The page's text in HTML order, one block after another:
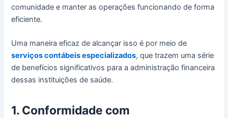
comunidade e manter as operações funcionando de forma
eficiente.
Uma maneira eficaz de alcançar isso é por meio de
serviços contábeis especializados, que trazem uma série
de benefícios significativos para a administração financeira
dessas instituições de saúde.
1. Conformidade com